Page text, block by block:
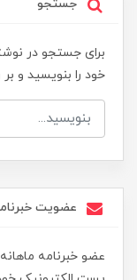
جستجو
برای جستجو در
خود را بنویسید و
عضویت
عضو خبرنامه